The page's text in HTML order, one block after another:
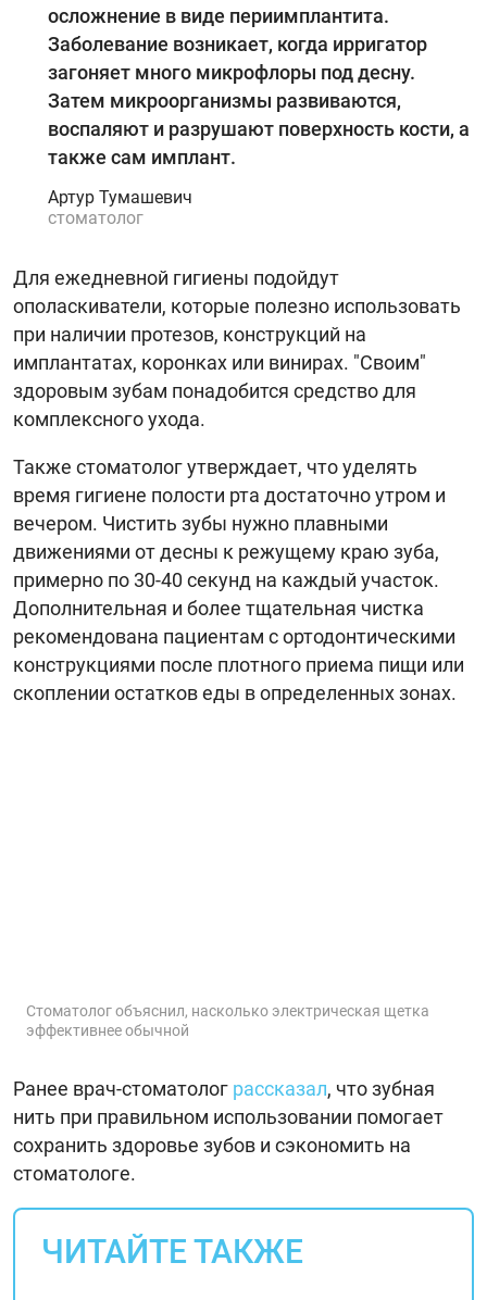
осложнение в виде периимплантита.
Заболевание возникает, когда ирригатор
загоняет много микрофлоры под десну.
Затем микроорганизмы развиваются,
воспаляют и разрушают поверхность кости, а
также сам имплант.
Артур Тумашевич
стоматолог
Для ежедневной гигиены подойдут
ополаскиватели, которые полезно использовать
при наличии протезов, конструкций на
имплантатах, коронках или винирах. "Своим"
здоровым зубам понадобится средство для
комплексного ухода.
Также стоматолог утверждает, что уделять
время гигиене полости рта достаточно утром и
вечером. Чистить зубы нужно плавными
движениями от десны к режущему краю зуба,
примерно по 30-40 секунд на каждый участок.
Дополнительная и более тщательная чистка
рекомендована пациентам с ортодонтическими
конструкциями после плотного приема пищи или
скоплении остатков еды в определенных зонах.
Стоматолог объяснил, насколько электрическая щетка
эффективнее обычной
Ранее врач-стоматолог рассказал, что зубная
нить при правильном использовании помогает
сохранить здоровье зубов и сэкономить на
стоматологе.
ЧИТАЙТЕ ТАКЖЕ